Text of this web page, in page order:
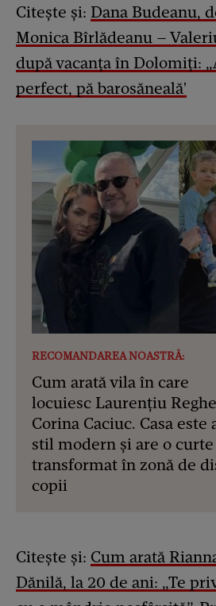
Citește și: Dana Budeanu,
Monica Bîrlădeanu –
după vacanța în Dolomiți:
perfect, pă barosăneală'
RECOMANDAREA NOASTRĂ:
Cum arată vila în care
locuiesc Laurențiu
Corina Caciuc. Casa este
stil modern și are o curte
transformat în zonă de
copii
Citește și: Cum arată
Dănilă, la 20 de ani: „Te